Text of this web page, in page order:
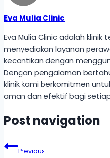
Eva Mulia Clinic
Eva Mulia Clinic adalah klinik
menyediakan layanan
kecantikan dengan
Dengan pengalaman
klinik kami berkomitmen
aman dan efektif bagi
Post navigation
Previous